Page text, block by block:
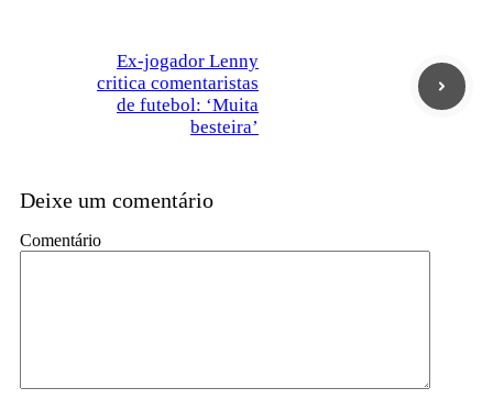
Ex-jogador Lenny
critica comentaristas
de futebol: ‘Muita
besteira’
Deixe um comentário
Comentário